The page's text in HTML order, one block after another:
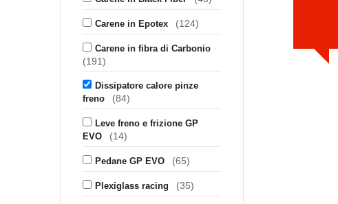
Carene in Epotex (124)
Carene in fibra di Carbonio
(191)
Dissipatore calore pinze
freno
(84)
Leve freno e frizione GP
EVO
(14)
Pedane GP EVO (65)
Plexiglass racing (35)